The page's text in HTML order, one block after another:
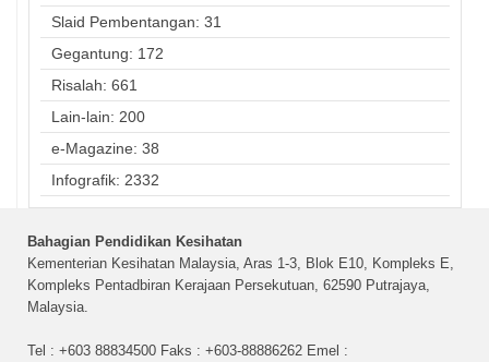
Slaid Pembentangan: 31
Gegantung: 172
Risalah: 661
Lain-lain: 200
e-Magazine: 38
Infografik: 2332
Bahagian Pendidikan Kesihatan
Kementerian Kesihatan Malaysia, Aras 1-3, Blok E10, Kompleks E,
Kompleks Pentadbiran Kerajaan Persekutuan, 62590 Putrajaya,
Malaysia.
Tel : +603 88834500 Faks : +603-88886262 Emel :